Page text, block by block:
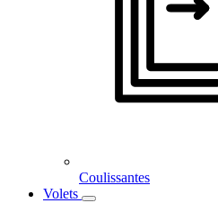
Coulissantes
Volets